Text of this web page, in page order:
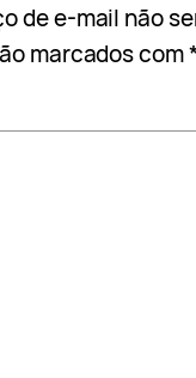
de e-mail não
marcados com